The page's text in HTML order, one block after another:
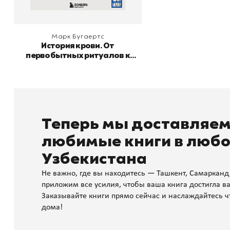
Марк Бугаертс
История крови. От
первобытных ритуалов к
Теперь мы
любимые книги в
Узбекистана
Не важно, где вы находитесь — Ташкент,
приложим все усилия, чтобы ваша книга достигла
Заказывайте книги прямо сейчас и наслаждайтесь
дома!